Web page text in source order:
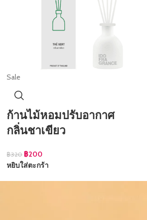
Sale
ก้านไม้หอมปรับอากาศ
กลิ่นชาเขียว
฿320 ฿200
หยิบใส่ตะกร้า